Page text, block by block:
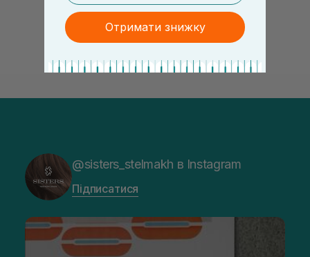
@sisters_stelmakh в Instagram
Підписатися
Отримати знижку